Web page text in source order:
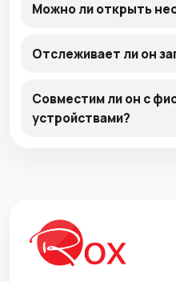
Можно ли открыть
Отслеживает ли он
Совместим ли он с
устройствами?